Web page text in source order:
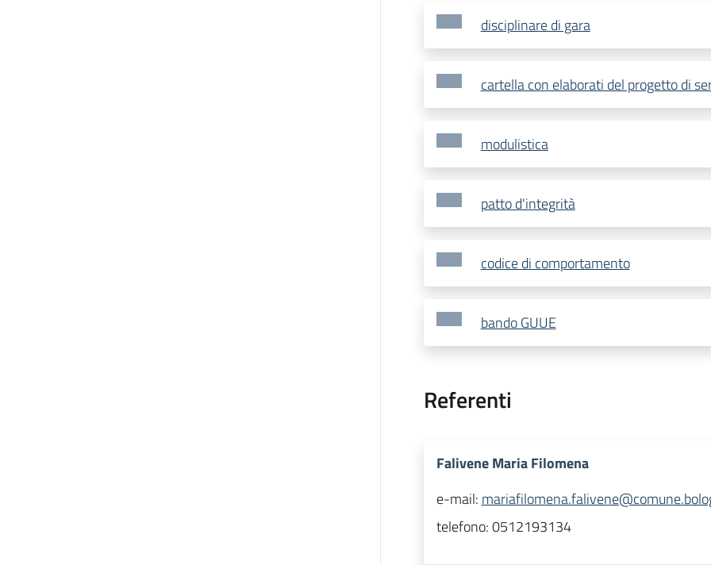
disciplinare di gara
cartella con elaborati del progetto di
modulistica
patto d'integrità
codice di comportamento
bando GUUE
Referenti
Falivene Maria Filomena
e-mail:
telefono:0512193134